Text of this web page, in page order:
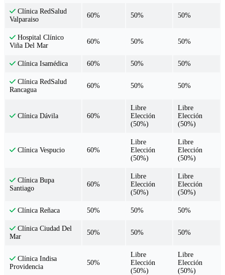
Clínica RedSalud
Valparaiso
60% 50% 50%
Hospital Clínico
Viña Del Mar
60% 50% 50%
Clínica Isamédica 60% 50% 50%
Clínica RedSalud
Rancagua
60% 50% 50%
Clínica Dávila 60%
Libre
Elección
(50%)
Libre
Elección
(50%)
Clínica Vespucio 60%
Libre
Elección
(50%)
Libre
Elección
(50%)
Clínica Bupa
Santiago
60%
Libre
Elección
(50%)
Libre
Elección
(50%)
Clínica Reñaca 50% 50% 50%
Clínica Ciudad Del
Mar
50% 50% 50%
Clínica Indisa
Providencia
50%
Libre
Elección
(50%)
Libre
Elección
(50%)